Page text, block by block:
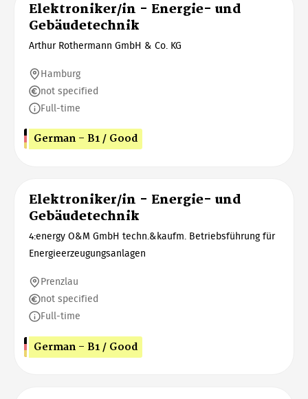
Elektroniker/in - Energie- und
Gebäudetechnik
Arthur Rothermann GmbH & Co. KG
Hamburg
not specified
Full-time
German - B1 / Good
Elektroniker/in - Energie- und
Gebäudetechnik
4:energy O&M GmbH techn.&kaufm. Betriebsführung für
Energieerzeugungsanlagen
Prenzlau
not specified
Full-time
German - B1 / Good